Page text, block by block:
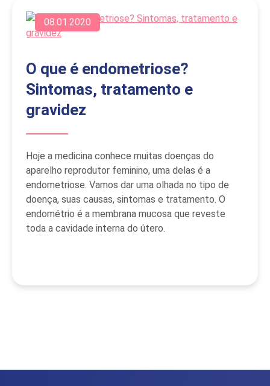
08.01.2020
O que é endometriose?
Sintomas, tratamento e
gravidez
Hoje a medicina conhece muitas doenças do
aparelho reprodutor feminino, uma delas é a
endometriose. Vamos dar uma olhada no tipo de
doença, suas causas, sintomas e tratamento. O
endométrio é a membrana mucosa que reveste
toda a cavidade interna do útero.